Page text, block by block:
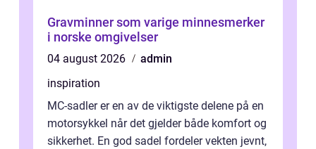
Gravminner som varige minnesmerker
i norske omgivelser
04 august 2026
admin
inspiration
MC-sadler er en av de viktigste delene på en
motorsykkel når det gjelder både komfort og
sikkerhet. En god sadel fordeler vekten jevnt,